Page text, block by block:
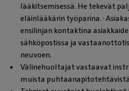
lääkitsemisessä. He tekevät
eläinlääkärin työparina. ·
ensilinjan kontaktina
sähköpostissa ja
neuvoen.
Välinehuoltajat vastaavat
muista